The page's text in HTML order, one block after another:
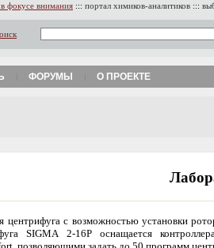
фокусе внимания ::: портал химиков-аналитиков :::
ФОРУМЫ О ПРОЕКТЕ
центрифуга с возможностью установки
SIGMA 2-16P оснащается